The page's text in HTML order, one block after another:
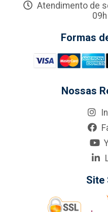
Atendimento de
Formas
Nossas
Site